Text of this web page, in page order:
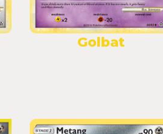
Golbat